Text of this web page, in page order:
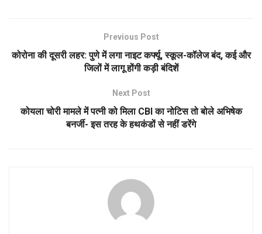
Previous Post
कोरोना की दूसरी लहर: पुणे में लगा नाइट कर्फ्यू, स्कूल-कॉलेज बंद, कई और
जिलों में लागू होंगी कड़ी बंदिशें
Next Post
कोयला चोरी मामले में पत्नी को मिला CBI का नोटिस तो बोले अभिषेक
बनर्जी- इस तरह के हथकंडों से नहीं डरेंगे